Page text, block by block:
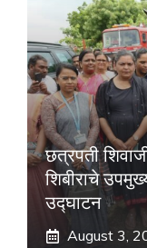
छत्रपती
शिबीराचे
उद्घाटन
August 3,